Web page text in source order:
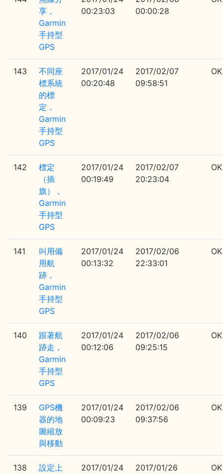
享，
Garmin
手持型
GPS
00:23:03
00:00:28
143
不同座
標系統
的標
定，
Garmin
手持型
GPS
2017/01/24
00:20:48
2017/02/07
09:58:51
OK
142
標定
（插
旗），
Garmin
手持型
GPS
2017/01/24
00:19:49
2017/02/07
20:23:04
OK
141
叫用備
用航
跡，
Garmin
手持型
GPS
2017/01/24
00:13:32
2017/02/06
22:33:01
OK
140
跟著航
跡走，
Garmin
手持型
GPS
2017/01/24
00:12:06
2017/02/06
09:25:15
OK
139
GPS機
器的地
圖縮放
與移動
2017/01/24
00:09:23
2017/02/06
09:37:56
OK
138 設定上 2017/01/24 2017/01/26 OK